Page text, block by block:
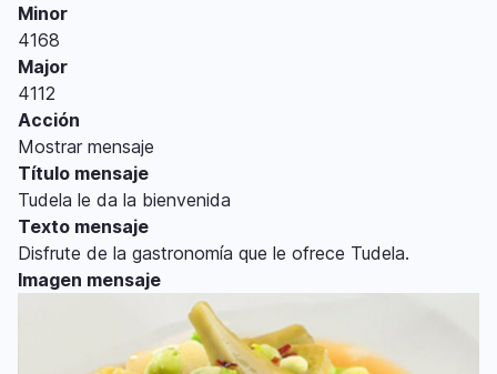
Minor
4168
Major
4112
Acción
Mostrar mensaje
Título mensaje
Tudela le da la bienvenida
Texto mensaje
Disfrute de la gastronomía que le ofrece Tudela.
Imagen mensaje